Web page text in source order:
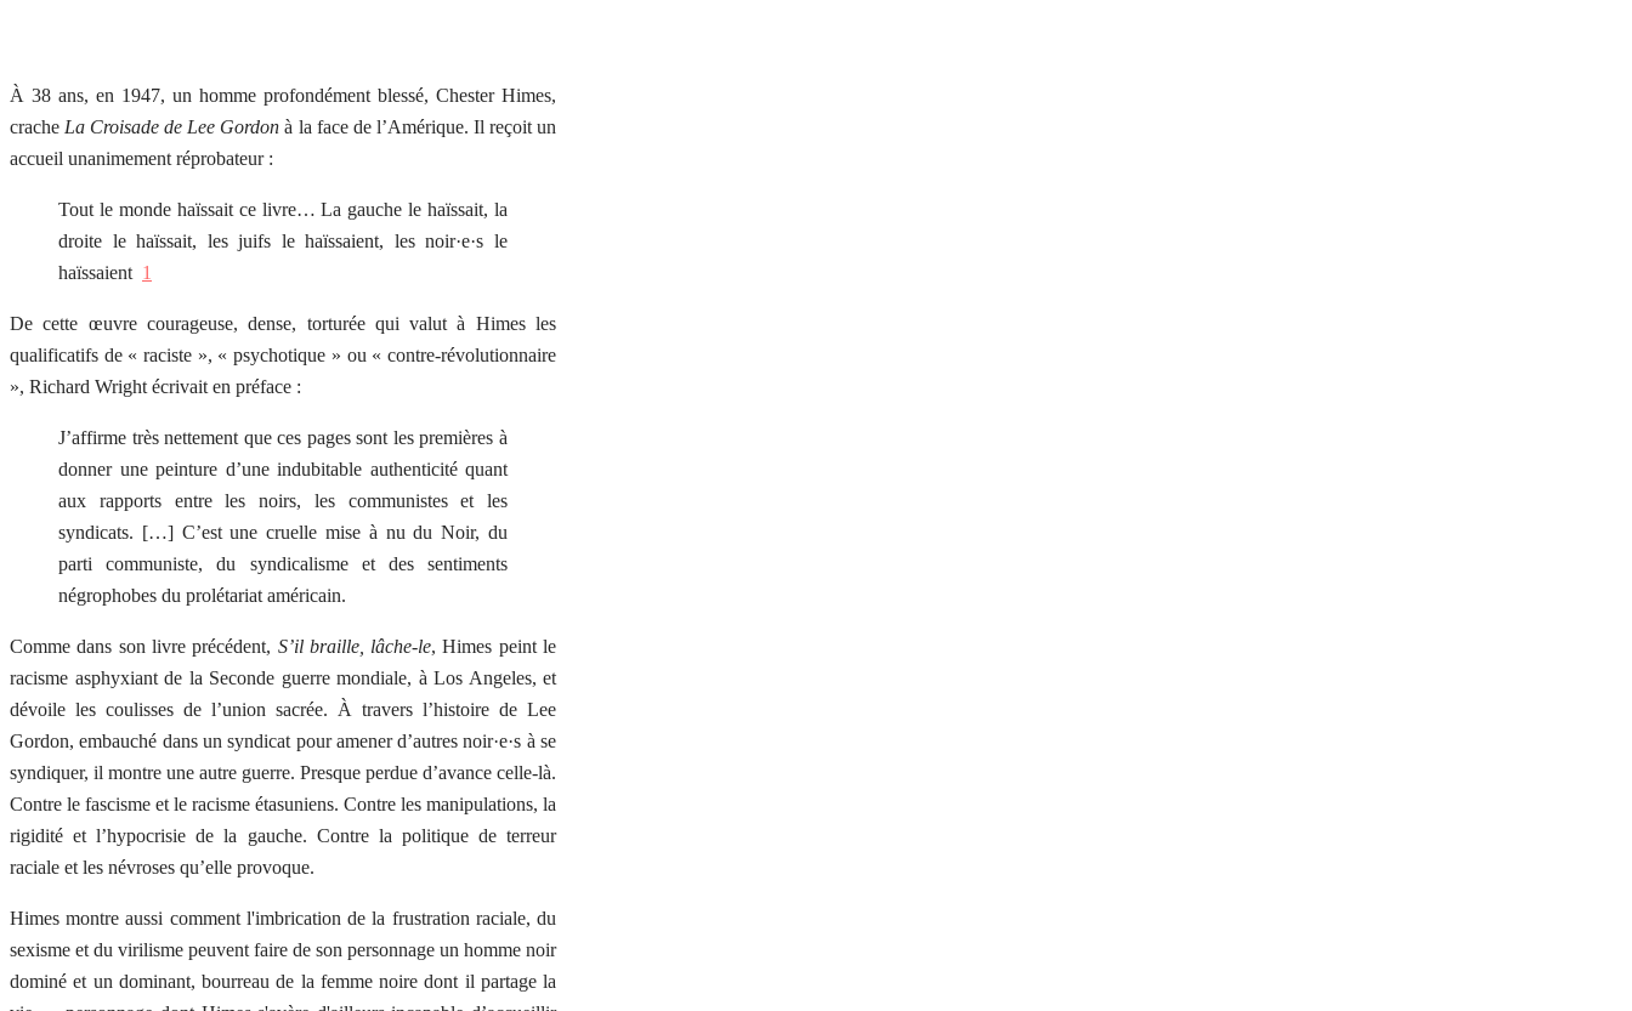
À 38 ans, en 1947, un homme profondément blessé, Chester Himes,
crache La Croisade de Lee Gordon à la face de l’Amérique. Il reçoit un
accueil unanimement réprobateur :
Tout le monde haïssait ce livre… La gauche le haïssait, la
droite le haïssait, les juifs le haïssaient, les noir·e·s le
haïssaient 1
De cette œuvre courageuse, dense, torturée qui valut à Himes les
qualificatifs de « raciste », « psychotique » ou « contre-révolutionnaire
», Richard Wright écrivait en préface :
J’affirme très nettement que ces pages sont les premières à
donner une peinture d’une indubitable authenticité quant
aux rapports entre les noirs, les communistes et les
syndicats. […] C’est une cruelle mise à nu du Noir, du
parti communiste, du syndicalisme et des sentiments
négrophobes du prolétariat américain.
Comme dans son livre précédent, S’il braille, lâche-le, Himes peint le
racisme asphyxiant de la Seconde guerre mondiale, à Los Angeles, et
dévoile les coulisses de l’union sacrée. À travers l’histoire de Lee
Gordon, embauché dans un syndicat pour amener d’autres noir·e·s à se
syndiquer, il montre une autre guerre. Presque perdue d’avance celle-là.
Contre le fascisme et le racisme étasuniens. Contre les manipulations, la
rigidité et l’hypocrisie de la gauche. Contre la politique de terreur
raciale et les névroses qu’elle provoque.
Himes montre aussi comment l'imbrication de la frustration raciale, du
sexisme et du virilisme peuvent faire de son personnage un homme noir
dominé et un dominant, bourreau de la femme noire dont il partage la